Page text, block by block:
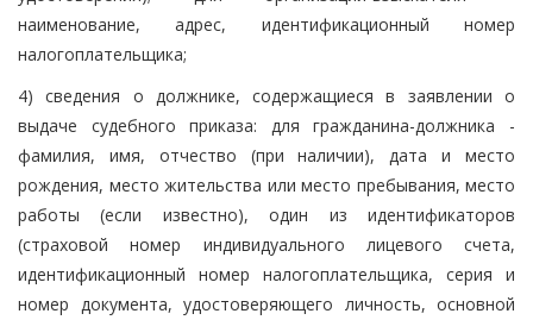
наименование, адрес, идентификационный номер
налогоплательщика;
4) сведения о должнике, содержащиеся в заявлении о
выдаче судебного приказа: для гражданина-должника -
фамилия, имя, отчество (при наличии), дата и место
рождения, место жительства или место пребывания, место
работы (если известно), один из идентификаторов
(страховой номер индивидуального лицевого счета,
идентификационный номер налогоплательщика, серия и
номер документа, удостоверяющего личность, основной